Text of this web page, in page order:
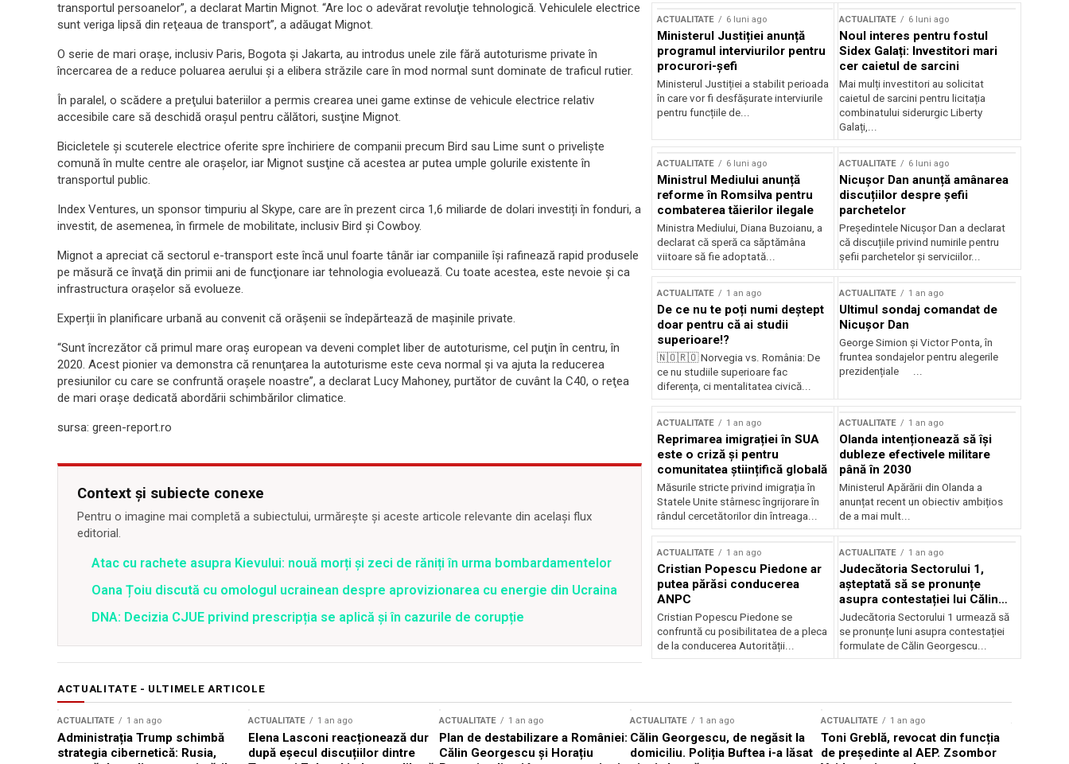
transportul persoanelor”, a declarat Martin Mignot. “Are loc o adevărat revoluţie tehnologică. Vehiculele electrice
sunt veriga lipsă din reţeaua de transport”, a adăugat Mignot.
O serie de mari oraşe, inclusiv Paris, Bogota şi Jakarta, au introdus unele zile fără autoturisme private în
încercarea de a reduce poluarea aerului şi a elibera străzile care în mod normal sunt dominate de traficul rutier.
În paralel, o scădere a preţului bateriilor a permis crearea unei game extinse de vehicule electrice relativ
accesibile care să deschidă oraşul pentru călători, susţine Mignot.
Bicicletele şi scuterele electrice oferite spre închiriere de companii precum Bird sau Lime sunt o privelişte
comună în multe centre ale oraşelor, iar Mignot susţine că acestea ar putea umple golurile existente în
transportul public.
Index Ventures, un sponsor timpuriu al Skype, care are în prezent circa 1,6 miliarde de dolari investiți în fonduri, a
investit, de asemenea, în firmele de mobilitate, inclusiv Bird și Cowboy.
Mignot a apreciat că sectorul e-transport este încă unul foarte tânăr iar companiile îşi rafinează rapid produsele
pe măsură ce învaţă din primii ani de funcţionare iar tehnologia evoluează. Cu toate acestea, este nevoie şi ca
infrastructura oraşelor să evolueze.
Experții în planificare urbană au convenit că orăşenii se îndepărtează de mașinile private.
“Sunt încrezător că primul mare oraş european va deveni complet liber de autoturisme, cel puţin în centru, în
2020. Acest pionier va demonstra că renunţarea la autoturisme este ceva normal şi va ajuta la reducerea
presiunilor cu care se confruntă oraşele noastre”, a declarat Lucy Mahoney, purtător de cuvânt la C40, o reţea
de mari oraşe dedicată abordării schimbărilor climatice.
sursa: green-report.ro
Context și subiecte conexe
Pentru o imagine mai completă a subiectului, urmărește și aceste articole relevante din același flux
editorial.
Atac cu rachete asupra Kievului: nouă morți și zeci de răniți în urma bombardamentelor
Oana Țoiu discută cu omologul ucrainean despre aprovizionarea cu energie din Ucraina
DNA: Decizia CJUE privind prescripția se aplică și în cazurile de corupție
ACTUALITATE 6 luni ago
Ministerul Justiției anunță
programul interviurilor pentru
procurori-șefi
Ministerul Justiției a stabilit perioada
în care vor fi desfășurate interviurile
pentru funcțiile de...
ACTUALITATE 6 luni ago
Noul interes pentru fostul
Sidex Galați: Investitori mari
cer caietul de sarcini
Mai mulți investitori au solicitat
caietul de sarcini pentru licitația
combinatului siderurgic Liberty
Galați,...
ACTUALITATE 6 luni ago
Ministrul Mediului anunță
reforme în Romsilva pentru
combaterea tăierilor ilegale
Ministra Mediului, Diana Buzoianu, a
declarat că speră ca săptămâna
viitoare să fie adoptată...
ACTUALITATE 6 luni ago
Nicușor Dan anunță amânarea
discuțiilor despre șefii
parchetelor
Președintele Nicușor Dan a declarat
că discuțiile privind numirile pentru
șefii parchetelor și serviciilor...
ACTUALITATE 1 an ago
De ce nu te poți numi deștept
doar pentru că ai studii
superioare!?
🇳🇴🇷🇴 Norvegia vs. România: De
ce nu studiile superioare fac
diferența, ci mentalitatea civică...
ACTUALITATE 1 an ago
Ultimul sondaj comandat de
Nicușor Dan
George Simion și Victor Ponta, în
fruntea sondajelor pentru alegerile
prezidențiale ...
ACTUALITATE 1 an ago
Reprimarea imigrației în SUA
este o criză și pentru
comunitatea științifică globală
Măsurile stricte privind imigrația în
Statele Unite stârnesc îngrijorare în
rândul cercetătorilor din întreaga...
ACTUALITATE 1 an ago
Olanda intenționează să își
dubleze efectivele militare
până în 2030
Ministerul Apărării din Olanda a
anunțat recent un obiectiv ambițios
de a mai mult...
ACTUALITATE 1 an ago
Cristian Popescu Piedone ar
putea părăsi conducerea
ANPC
Cristian Popescu Piedone se
confruntă cu posibilitatea de a pleca
de la conducerea Autorității...
ACTUALITATE 1 an ago
Judecătoria Sectorului 1,
așteptată să se pronunțe
asupra contestației lui Călin
Georgescu privind controlul
judiciar
Judecătoria Sectorului 1 urmează să
se pronunțe luni asupra contestației
formulate de Călin Georgescu...
ACTUALITATE - ULTIMELE ARTICOLE
ACTUALITATE 1 an ago
Administrația Trump schimbă
strategia cibernetică: Rusia,
ACTUALITATE 1 an ago
Elena Lasconi reacționează dur
după eșecul discuțiilor dintre
ACTUALITATE 1 an ago
Plan de destabilizare a României:
Călin Georgescu și Horațiu
ACTUALITATE 1 an ago
Călin Georgescu, de negăsit la
domiciliu. Poliția Buftea i-a lăsat
ACTUALITATE 1 an ago
Toni Greblă, revocat din funcția
de președinte al AEP. Zsombor